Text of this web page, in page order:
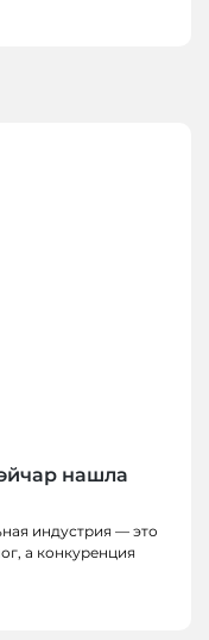
нашла
индустрия — это
а конкуренция